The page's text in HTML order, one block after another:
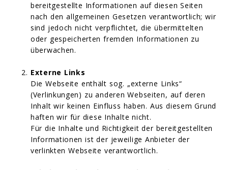
bereitgestellte Informationen auf diesen Seiten
nach den allgemeinen Gesetzen verantwortlich; wir
sind jedoch nicht verpflichtet, die übermittelten
oder gespeicherten fremden Informationen zu
überwachen.
Externe Links
Die Webseite enthält sog. „externe Links“
(Verlinkungen) zu anderen Webseiten, auf deren
Inhalt wir keinen Einfluss haben. Aus diesem Grund
haften wir für diese Inhalte nicht.
Für die Inhalte und Richtigkeit der bereitgestellten
Informationen ist der jeweilige Anbieter der
verlinkten Webseite verantwortlich.